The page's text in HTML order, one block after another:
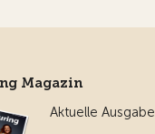
Magazin
Aktuelle Ausgabe